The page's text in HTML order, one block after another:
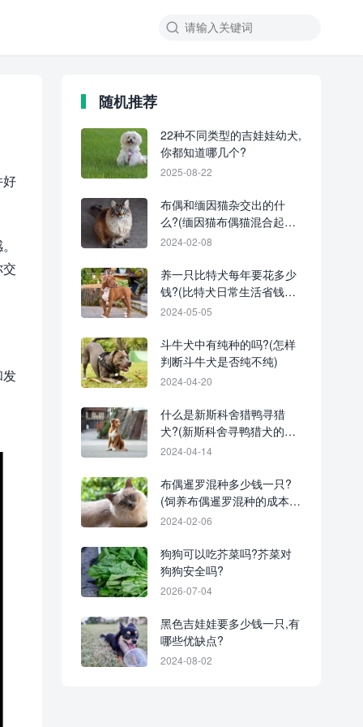
好
发
随机推荐
22种不同类型的吉娃娃幼犬,
你都知道哪几个?
2025-08-22
布偶和缅因猫杂交出的什
么?(缅因猫布偶猫混合起源
和历史)
2024-02-08
养一只比特犬每年要花多少
钱?(比特犬日常生活省钱妙
招)
2024-05-05
斗牛犬中有纯种的吗?(怎样
判断斗牛犬是否纯不纯)
2024-04-20
什么是新斯科舍猎鸭寻猎
犬?(新斯科舍寻鸭猎犬的起
源和历史)
2024-04-14
布偶暹罗混种多少钱一只?
(饲养布偶暹罗混种的成本清
单)
2024-02-06
狗狗可以吃芥菜吗?芥菜对
狗狗安全吗?
2026-07-04
黑色吉娃娃要多少钱一只,有
哪些优缺点?
2024-08-02